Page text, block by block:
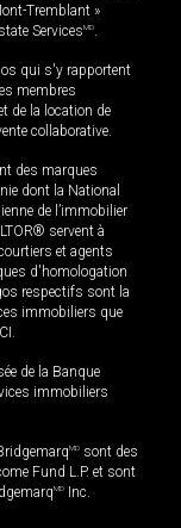
Tremblant »
ServicesMD.
qui s'y rapportent
membres
de la location de
collaborative.
des marques
dont la National
de l’immobilier
servent à
et agents
d'homologation
respectifs sont la
immobiliers que
de la Banque
immobiliers
MD sont des
Fund L.P. et sont
MD Inc.